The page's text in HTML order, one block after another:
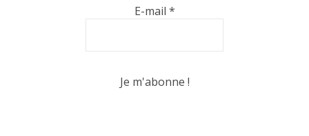
E-mail *